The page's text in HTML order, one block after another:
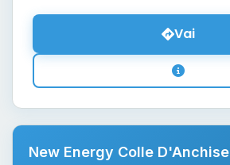
Vai
New Energy Colle D'Anchise